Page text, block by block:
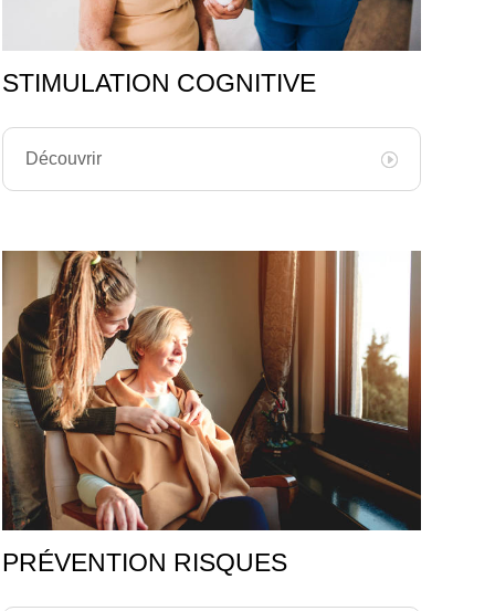
STIMULATION COGNITIVE
Découvrir
PRÉVENTION RISQUES